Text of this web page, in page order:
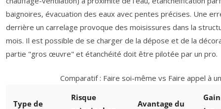
baignoires, évacuation des eaux avec pentes précises. Une
derrière un carrelage provoque des moisissures dans la
mois. Il est possible de se charger de la dépose et de la
partie "gros œuvre" et étanchéité doit être pilotée par un pro.
Comparatif : Faire soi-même vs Faire appel à
Type de
Risque
Avantage du